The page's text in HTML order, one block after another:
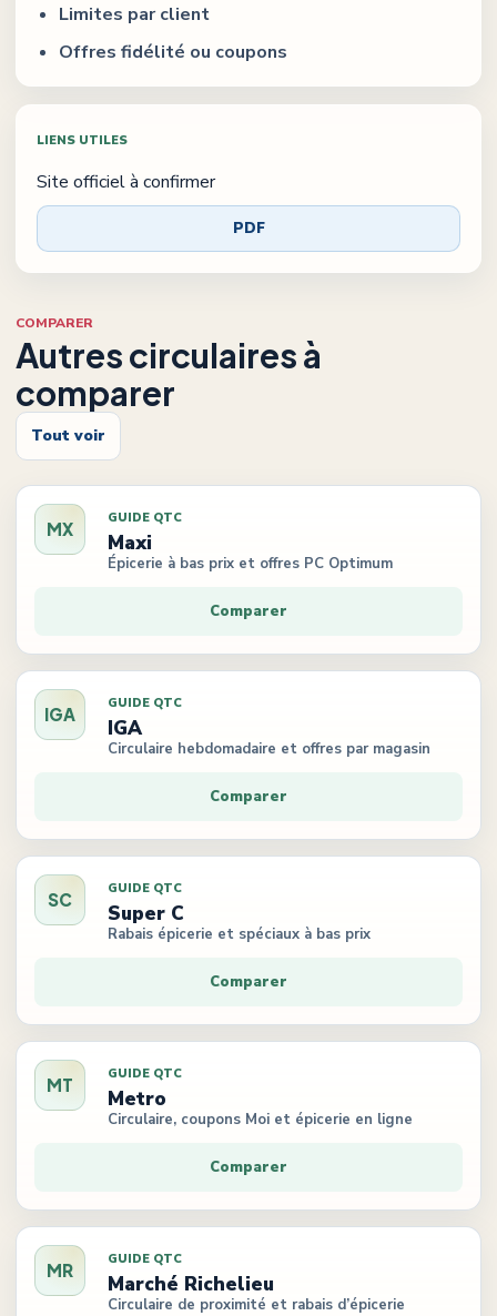
Limites par client
Offres fidélité ou coupons
LIENS UTILES
Site officiel à confirmer
PDF
COMPARER
Autres circulaires à
comparer
Tout voir
MX GUIDE QTC
Maxi
Épicerie à bas prix et offres PC Optimum
Comparer
IGA GUIDE QTC
IGA
Circulaire hebdomadaire et offres par magasin
Comparer
SC GUIDE QTC
Super C
Rabais épicerie et spéciaux à bas prix
Comparer
MT GUIDE QTC
Metro
Circulaire, coupons Moi et épicerie en ligne
Comparer
MR GUIDE QTC
Marché Richelieu
Circulaire de proximité et rabais d’épicerie